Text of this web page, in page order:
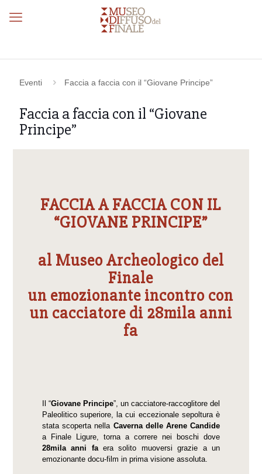
Eventi Faccia a faccia con il “Giovane Principe”
Faccia a faccia con il “Giovane
Principe”
FACCIA A FACCIA CON IL
“GIOVANE PRINCIPE”
al Museo Archeologico del
Finale
un emozionante incontro con
un cacciatore di 28mila anni
fa
Il “Giovane Principe”, un cacciatore-raccoglitore del
Paleolitico superiore, la cui eccezionale sepoltura è
stata scoperta nella Caverna delle Arene Candide
a Finale Ligure, torna a correre nei boschi dove
28mila anni faera solito muoversi grazie a un
emozionante docu-film in prima visione assoluta.